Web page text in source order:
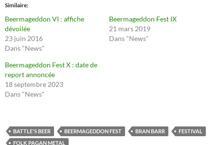
Similaire
Beermageddon VI : affiche
dévoilée
23 juin 2016
Dans "News"
Beermageddon Fest IX
21 mars 2019
Dans "News"
Beermageddon Fest X : date de
report annoncée
18 septembre 2023
Dans "News"
BATTLE'S BEER BEERMAGEDDON FEST BRAN BARR
FESTIVAL
FOLK PAGAN METAL